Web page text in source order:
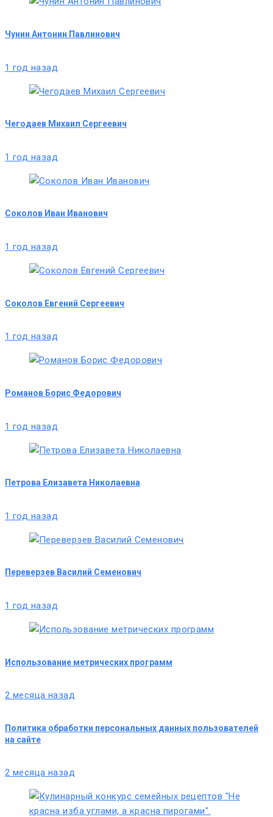
Чунин Антонин Павлинович
1 год назад
Чегодаев Михаил Сергеевич
1 год назад
Соколов Иван Иванович
1 год назад
Соколов Евгений Сергеевич
1 год назад
Романов Борис Федорович
1 год назад
Петрова Елизавета Николаевна
1 год назад
Переверзев Василий Семенович
1 год назад
Использование метрических программ
2 месяца назад
Политика обработки персональных данных пользователей
на сайте
2 месяца назад